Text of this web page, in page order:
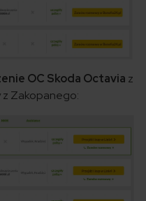
OC Skoda Octavia z
z Zakopanego: